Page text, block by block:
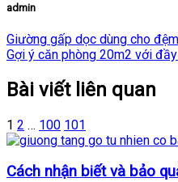
admin
Giường gấp dọc dùng cho
Gợi ý căn phòng 20m2 với
Bài viết liên quan
1 2 … 100 101
Cách nhận biết và bảo